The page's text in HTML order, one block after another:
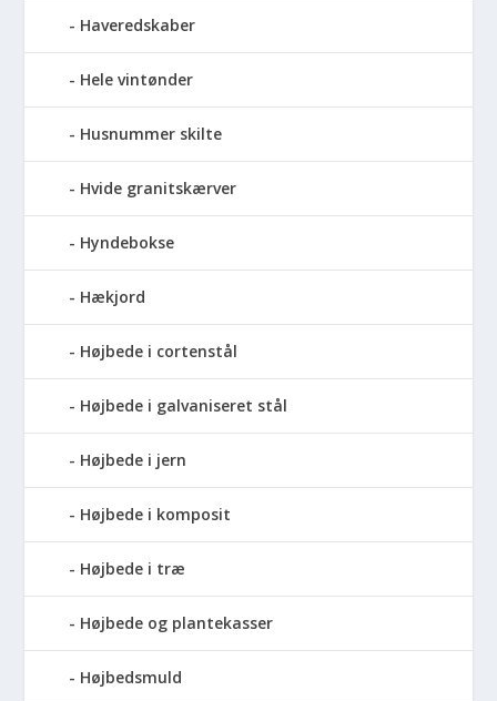
Haveredskaber
Hele vintønder
Husnummer skilte
Hvide granitskærver
Hyndebokse
Hækjord
Højbede i cortenstål
Højbede i galvaniseret stål
Højbede i jern
Højbede i komposit
Højbede i træ
Højbede og plantekasser
Højbedsmuld